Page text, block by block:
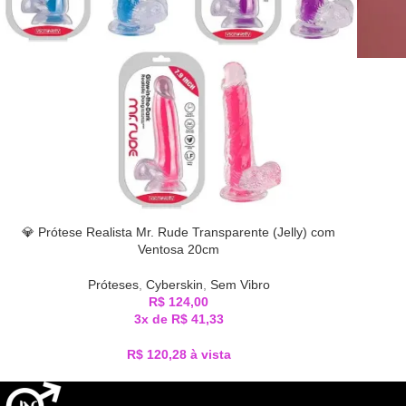
💎 Prótese Realista Mr. Rude Transparente (Jelly) com
Ventosa 20cm
Próteses, Cyberskin Sem Vibro
R$ 124,00
3x de R$41,33
R$120,28 à vista